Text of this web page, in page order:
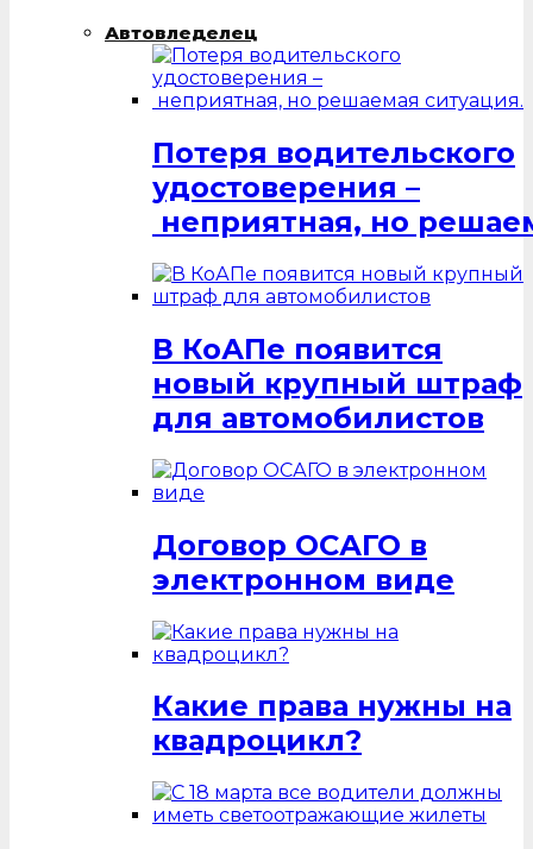
Автовледелец
Потеря водительского
удостоверения –
неприятная, но
В КоАПе появится
новый крупный штраф
для автомобилистов
Договор ОСАГО в
электронном виде
Какие права нужны на
квадроцикл?